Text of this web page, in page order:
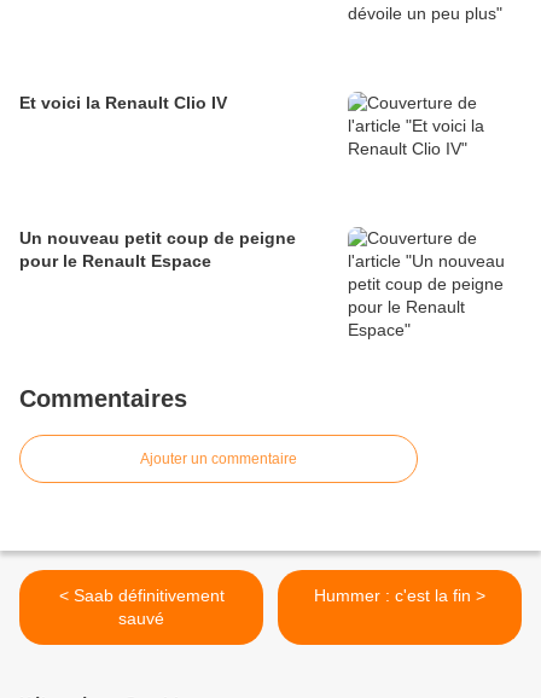
Et voici la Renault Clio IV
Un nouveau petit coup de peigne
pour le Renault Espace
Commentaires
Ajouter un commentaire
< Saab définitivement
sauvé
Hummer : c'est la fin >